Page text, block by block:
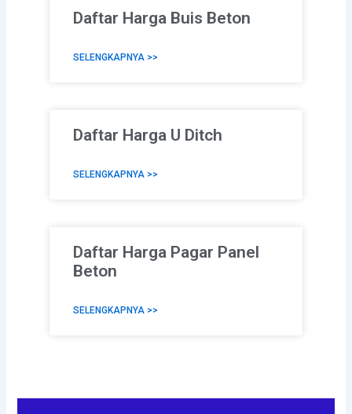
Daftar Harga Buis Beton
SELENGKAPNYA >>
Daftar Harga U Ditch
SELENGKAPNYA >>
Daftar Harga Pagar Panel
Beton
SELENGKAPNYA >>